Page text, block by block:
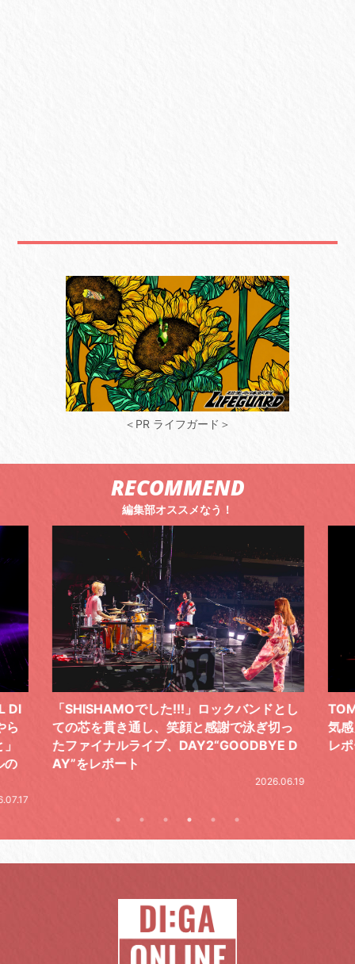
＜PR ライフガード＞
RECOMMEND
編集部オススメなう！
DI
ら
の
「SHISHAMOでした!!!」ロックバンドとし
ての芯を貫き通し、笑顔と感謝で泳ぎ切っ
たファイナルライブ、DAY2“GOODBYE D
AY”をレポート
2026.06.19
気
レ